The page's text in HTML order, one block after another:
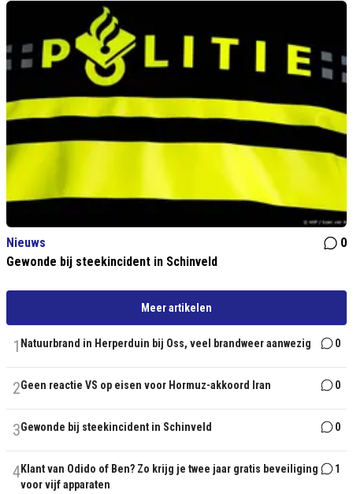
Nieuws
0
Gewonde bij steekincident in Schinveld
Meer artikelen
1 Natuurbrand in Herperduin bij Oss, veel brandweer aanwezig 0
2Geen reactie VS op eisen voor Hormuz-akkoord Iran 0
3Gewonde bij steekincident in Schinveld 0
4Klant van Odido of Ben? Zo krijg je twee jaar gratis beveiliging
voor vijf apparaten
1